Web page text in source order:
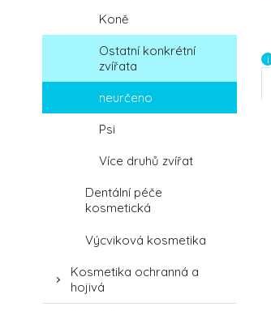
Koně
Ostatní konkrétní
zvířata
neurčeno
Psi
Více druhů zvířat
Dentální péče
kosmetická
Výcviková kosmetika
Kosmetika ochranná a
hojivá